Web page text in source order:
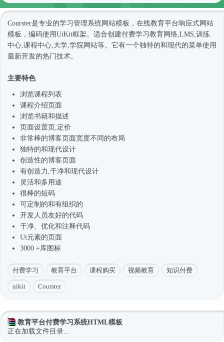
Courster是专业的学习管理系统网站模板 ，在线教育平台响应式网站
模板 ，编码使用UiKit框架。适合创建付费学习教育网络,LMS,训练
中心,课程中心,大学,学院网站等。它有一个独特的和现代的菜单使用
最新开发的热门技术。
主要特色
浏览课程列表
课程介绍页面
浏览书籍和描述
页面设置页,定价
非常棒的博客页面宽度不同的布局
独特的和现代设计
创造性的博客页面
有创造力,干净和现代设计
灵活和多用途
很棒的短码
可定制的和有组织的
开发人员友好的代码
干净、优化和注释代码
Ui元素的页面
3000 +库图标
付费学习 教育平台 课程购买 视频教育 知识付费
uikit Courster
教育平台付费学习系统HTML模板
正在加载文件目录...